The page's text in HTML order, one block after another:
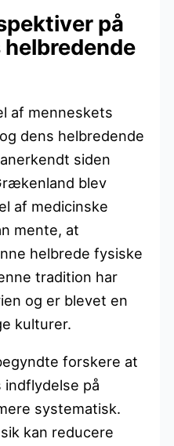
på
af menneskets
dens helbredende
siden
blev
af medicinske
mente, at
helbrede fysiske
tradition har
og er blevet en
kulturer.
forskere at
indflydelse på
systematisk.
kan reducere